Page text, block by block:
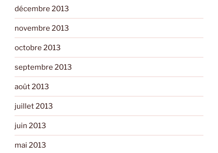
décembre 2013
novembre 2013
octobre 2013
septembre 2013
août 2013
juillet 2013
juin 2013
mai 2013